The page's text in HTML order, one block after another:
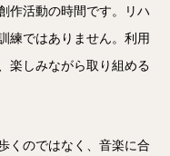
作活動の時間です。リハ
練ではありません。利用
楽しみながら取り組める
くのではなく、音楽に合